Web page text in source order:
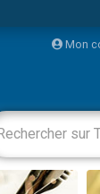
Mon